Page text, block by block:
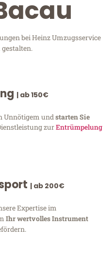
bei Heinz Umzugsservice
| ab 150€
Unnötigem undstarten Sie
zurEntrümpelung
| ab 200€
Expertise im
Ihr wertvolles Instrument